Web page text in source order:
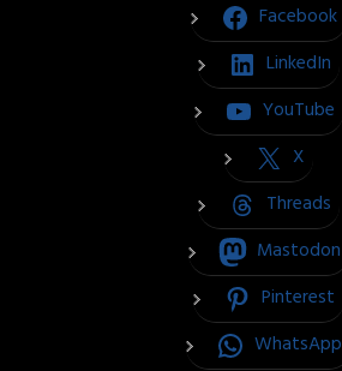
Facebook
LinkedIn
YouTube
X
Threads
Mastodon
Pinterest
WhatsApp